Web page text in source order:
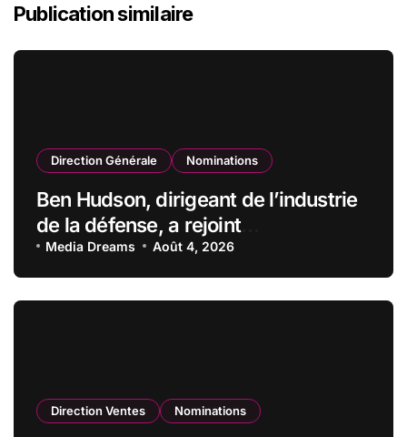
Publication similaire
Direction Générale Nominations
Ben Hudson, dirigeant de l’industrie
de la défense, a rejoint
CZECHOSLOVAK GROUP (CSG) en
qualité de vice-président du conseil
d’administration
Media Dreams Août 4, 2026
Direction Ventes Nominations